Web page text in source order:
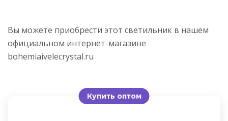
Вы можете приобрести этот светильник в нашем
официальном интернет-магазине
bohemiaivelecrystal.ru
Купить оптом